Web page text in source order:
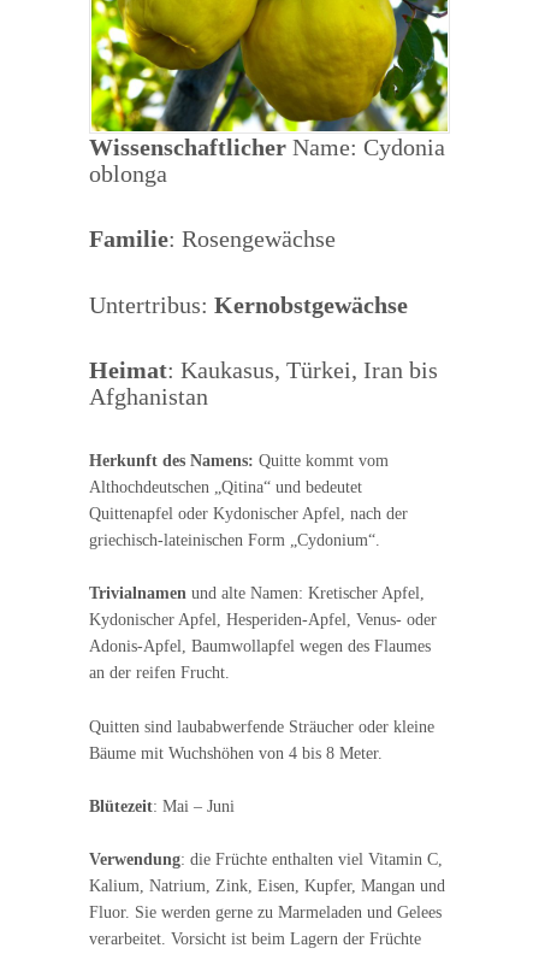
Wissenschaftlicher Name: Cydonia
oblonga
Familie: Rosengewächse
Untertribus: Kernobstgewächse
Heimat: Kaukasus, Türkei, Iran bis
Afghanistan
Herkunft des Namens: Quitte kommt vom
Althochdeutschen „Qitina“ und bedeutet
Quittenapfel oder Kydonischer Apfel, nach der
griechisch-lateinischen Form „Cydonium“.
Trivialnamen und alte Namen: Kretischer Apfel,
Kydonischer Apfel, Hesperiden-Apfel, Venus- oder
Adonis-Apfel, Baumwollapfel wegen des Flaumes
an der reifen Frucht.
Quitten sind laubabwerfende Sträucher oder kleine
Bäume mit Wuchshöhen von 4 bis 8 Meter.
Blütezeit: Mai – Juni
Verwendung: die Früchte enthalten viel Vitamin C,
Kalium, Natrium, Zink, Eisen, Kupfer, Mangan und
Fluor. Sie werden gerne zu Marmeladen und Gelees
verarbeitet. Vorsicht ist beim Lagern der Früchte